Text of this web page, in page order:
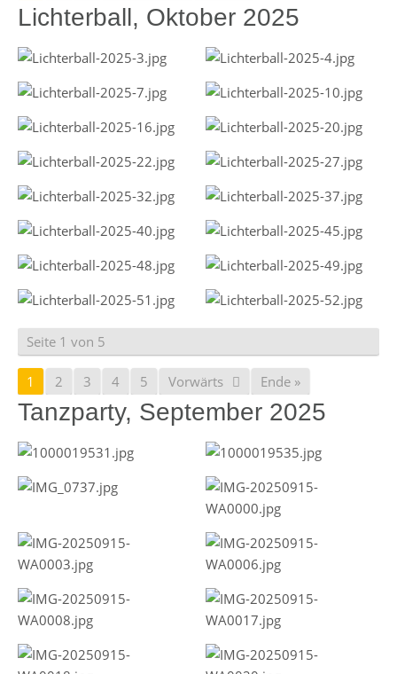
Lichterball, Oktober 2025
Seite 1 von 5
1 2 3 4 5 Vorwärts Ende »
Tanzparty, September 2025